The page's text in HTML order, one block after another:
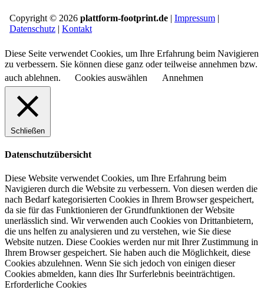
Copyright © 2026 plattform-footprint.de | Impressum |
Datenschutz | Kontakt
Diese Seite verwendet Cookies, um Ihre Erfahrung beim Navigieren
zu verbessern. Sie können diese ganz oder teilweise annehmen bzw.
auch ablehnen.
Cookies auswählen Annehmen
Schließen
Datenschutzübersicht
Diese Website verwendet Cookies, um Ihre Erfahrung beim
Navigieren durch die Website zu verbessern. Von diesen werden die
nach Bedarf kategorisierten Cookies in Ihrem Browser gespeichert,
da sie für das Funktionieren der Grundfunktionen der Website
unerlässlich sind. Wir verwenden auch Cookies von Drittanbietern,
die uns helfen zu analysieren und zu verstehen, wie Sie diese
Website nutzen. Diese Cookies werden nur mit Ihrer Zustimmung in
Ihrem Browser gespeichert. Sie haben auch die Möglichkeit, diese
Cookies abzulehnen. Wenn Sie sich jedoch von einigen dieser
Cookies abmelden, kann dies Ihr Surferlebnis beeinträchtigen.
Erforderliche Cookies